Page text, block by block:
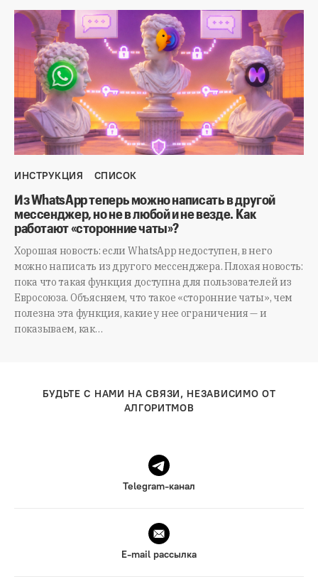
ИНСТРУКЦИЯ СПИСОК
Из WhatsApp теперь можно написать в другой
мессенджер, но не в любой и не везде. Как
работают «сторонние чаты»?
Хорошая новость: если WhatsApp недоступен, в него
можно написать из другого мессенджера. Плохая новость:
пока что такая функция доступна для пользователей из
Евросоюза. Объясняем, что такое «сторонние чаты», чем
полезна эта функция, какие у нее ограничения — и
показываем, как…
БУДЬТЕ С НАМИ НА СВЯЗИ, НЕЗАВИСИМО ОТ
АЛГОРИТМОВ
Telegram-канал
E-mail рассылка